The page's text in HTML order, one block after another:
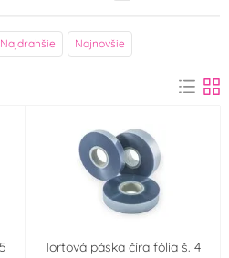
Srdce - Valentýn
Najdrahšie Najnovšie
Tortová páska číra fólia š. 4